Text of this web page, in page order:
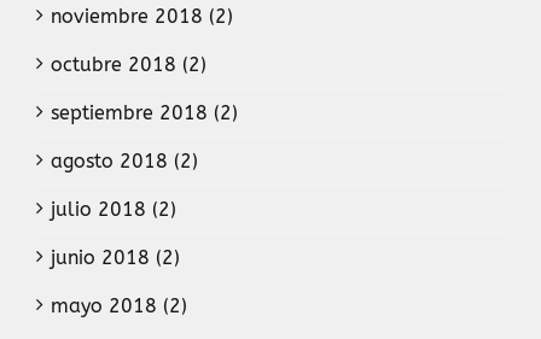
noviembre 2018 (2)
octubre 2018 (2)
septiembre 2018 (2)
agosto 2018 (2)
julio 2018 (2)
junio 2018 (2)
mayo 2018 (2)